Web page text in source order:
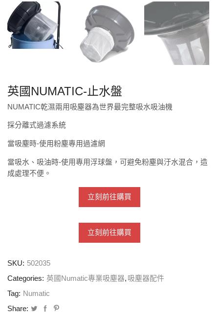
英國NUMATIC-止水盤
NUMATIC乾濕兩用吸塵器為世界最完整吸水吸油機
採分離式過濾系統
當吸塵時-使用粉塵專用過濾網
當吸水、吸油時-使用專用浮球盤，可避免粉塵與汙水混合，造
成處理不便。
立刻前往購買
立刻前往購買
SKU: 502035
Categories: 英國Numatic專業吸塵器, 吸塵器配件
Tag: Numatic
Share: